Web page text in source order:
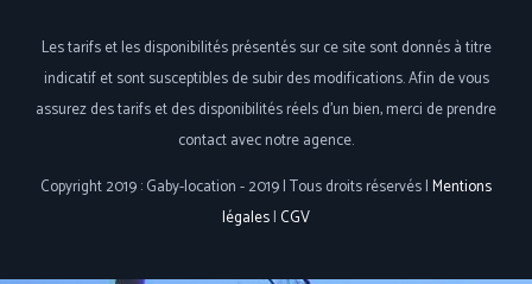
Les tarifs et les disponibilités présentés sur ce site sont donnés à titre
indicatif et sont susceptibles de subir des modifications. Afin de vous
assurez des tarifs et des disponibilités réels d'un bien, merci de prendre
contact avec notre agence.
Copyright 2019 : Gaby-location - 2019 | Tous droits réservés |Mentions
légales| CGV